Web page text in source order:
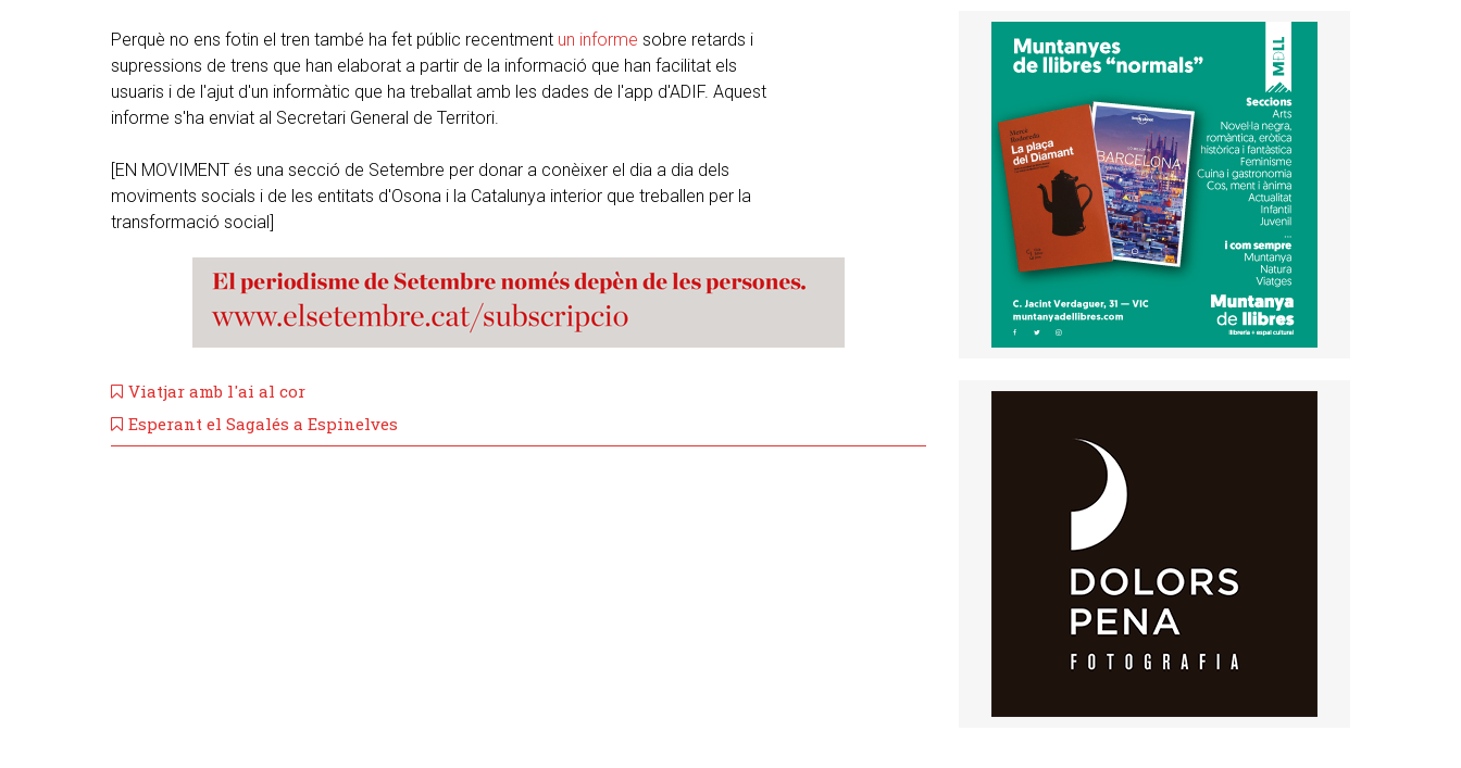
Perquè no ens fotin el tren també ha fet públic recentment un informe sobre retards i
supressions de trens que han elaborat a partir de la informació que han facilitat els
usuaris i de l'ajut d'un informàtic que ha treballat amb les dades de l'app d'ADIF. Aquest
informe s'ha enviat al Secretari General de Territori.
[EN MOVIMENT és una secció de Setembre per donar a conèixer el dia a dia dels
moviments socials i de les entitats d'Osona i la Catalunya interior que treballen per la
transformació social]
Viatjar amb l'ai al cor
​Esperant el Sagalés a Espinelves